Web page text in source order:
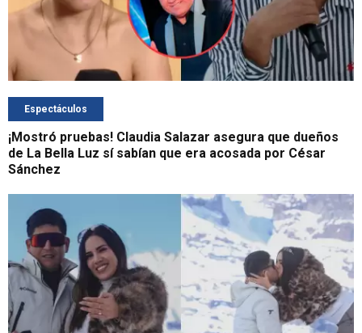
Espectáculos
¡Mostró pruebas! Claudia Salazar asegura que dueños
de La Bella Luz sí sabían que era acosada por César
Sánchez